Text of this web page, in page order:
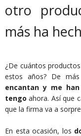
otro
más ha
¿De cuántos
estos años? De
encantan y me
tengo ahora. Así que
que la firma va a
En esta ocasión, los